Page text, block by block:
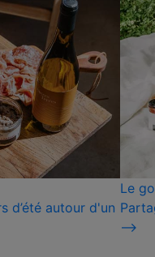
d’été autour d'un
Le
⟶